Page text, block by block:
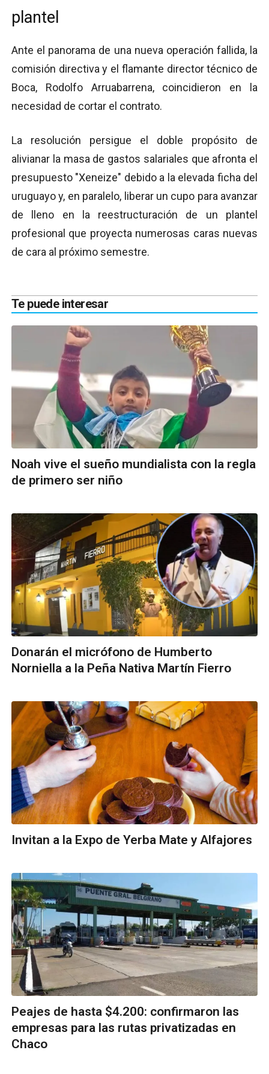
plantel
Ante el panorama de una nueva operación fallida, la
comisión directiva y el flamante director técnico de
Boca, Rodolfo Arruabarrena, coincidieron en la
necesidad de cortar el contrato.
La resolución persigue el doble propósito de
alivianar la masa de gastos salariales que afronta el
presupuesto "Xeneize" debido a la elevada ficha del
uruguayo y, en paralelo, liberar un cupo para avanzar
de lleno en la reestructuración de un plantel
profesional que proyecta numerosas caras nuevas
de cara al próximo semestre.
Te puede interesar
Noah vive el sueño mundialista con la regla
de primero ser niño
Donarán el micrófono de Humberto
Norniella a la Peña Nativa Martín Fierro
Invitan a la Expo de Yerba Mate y Alfajores
Peajes de hasta $4.200: confirmaron las
empresas para las rutas privatizadas en
Chaco